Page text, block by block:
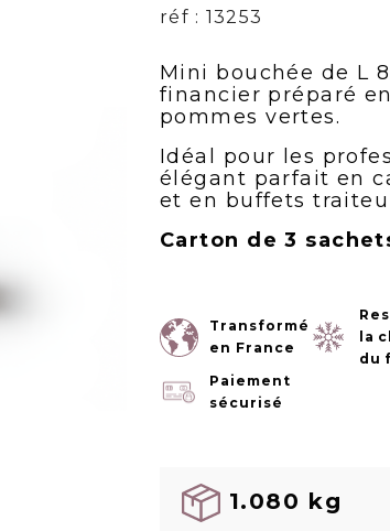
réf : 13253
Mini bouchée de L
financier préparé
pommes vertes.
Idéal pour les
élégant parfait en
et en buffets
Carton de 3
Transformé
en France
la
du
Paiement
sécurisé
1.080 kg